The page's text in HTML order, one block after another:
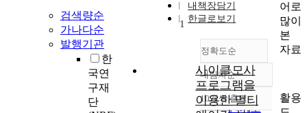
검색량순
가나다순
발행기관
한
국연
구재
단
내책장담기
한글로보기
정확도순
정확도
순
인기도
내림차순
내림차순
10개씩 출력
1
사이클모사
프로그램을
이용한 멀티
어로
많이
본
자료
활용